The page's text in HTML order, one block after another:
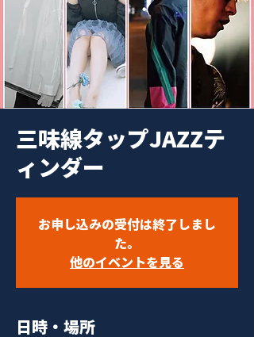
三味線タップJAZZテ
ィンダー
お申し込みの受付は終了しまし
た。
他のイベントを見る
日時・場所